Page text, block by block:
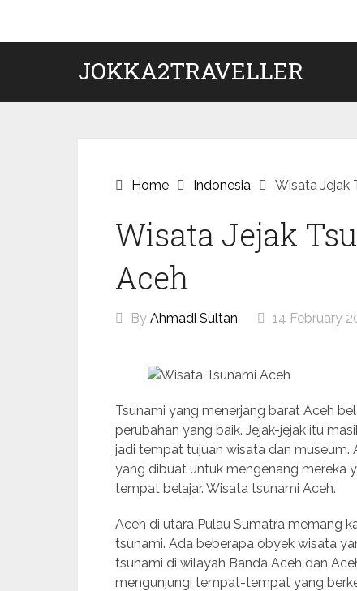
content
JOKKA2TRAVELLER
Home Indonesia Wisata Jejak
Wisata Jejak
Aceh
By Ahmadi Sultan 14 February
Tsunami yang menerjang barat Aceh
perubahan yang baik. Jejak-jejak itu
jadi tempat tujuan wisata dan museum.
yang dibuat untuk mengenang mereka
tempat belajar. Wisata tsunami Aceh.
Aceh di utara Pulau Sumatra memang
tsunami. Ada beberapa obyek wisata
tsunami di wilayah Banda Aceh dan
mengunjungi tempat-tempat yang